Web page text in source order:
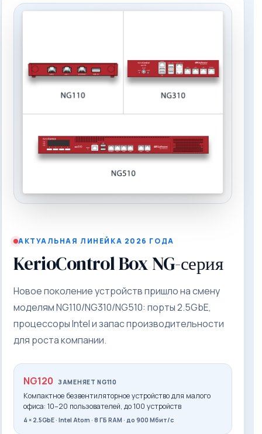
АКТУАЛЬНАЯ ЛИНЕЙКА 2026 ГОДА
KerioControl Box NG-серия
Новое поколение устройств пришло на смену
моделям NG110/NG310/NG510: порты 2.5GbE,
процессоры Intel и запас производительности
для роста компании.
NG120 ЗАМЕНЯЕТ NG110
Компактное безвентиляторное устройство для малого
офиса: 10–20 пользователей, до 100 устройств
4 × 2.5GbE · Intel Atom · 8 ГБ RAM · до 900 Мбит/с